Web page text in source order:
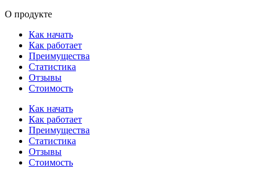
О продукте
Как начать
Как работает
Преимущества
Статистика
Отзывы
Стоимость
Как начать
Как работает
Преимущества
Статистика
Отзывы
Стоимость